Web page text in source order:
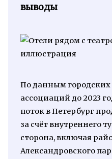
выводы
По данным
ассоциаций до 2023
поток в Петербург
за счёт внутреннего
сторона, включая
Александровского